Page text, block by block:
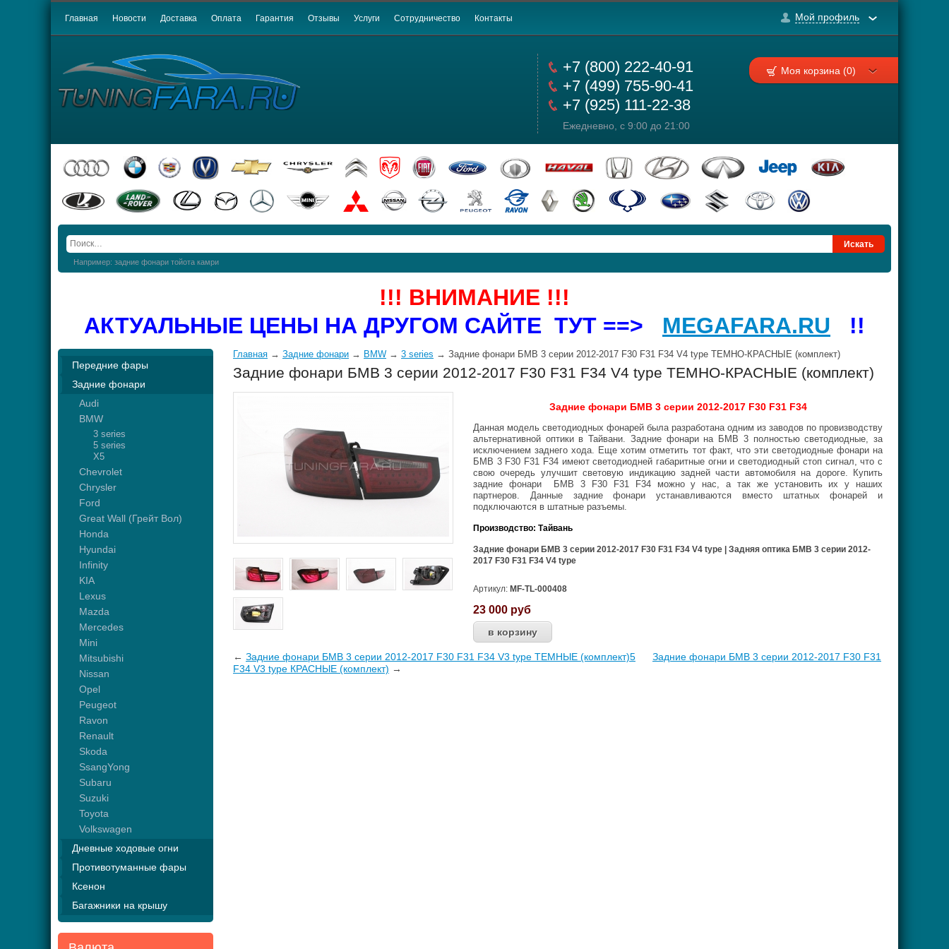
Главная Новости Доставка Оплата Гарантия Отзывы Услуги Сотрудничество Контакты Мой профиль
+7 (800) 222-40-91
+7 (499) 755-90-41
+7 (925) 111-22-38
Ежедневно, с 9:00 до 21:00
Моя корзина (0)
Например: задние фонари тойота камри
!!! ВНИМАНИЕ !!!
АКТУАЛЬНЫЕ ЦЕНЫ НА ДРУГОМ САЙТЕ ТУТ ==> MEGAFARA.RU !!
Передние фары
Задние фонари
Audi
BMW
3 series
5 series
X5
Chevrolet
Chrysler
Ford
Great Wall (Грейт Вол)
Honda
Hyundai
Infinity
KIA
Lexus
Mazda
Mercedes
Mini
Mitsubishi
Nissan
Opel
Peugeot
Ravon
Renault
Skoda
SsangYong
Subaru
Suzuki
Toyota
Volkswagen
Дневные ходовые огни
Противотуманные фары
Ксенон
Багажники на крышу
Главная → Задние фонари → BMW → 3 series → Задние фонари БМВ 3 серии 2012-2017 F30 F31 F34 V4 type ТЕМНО-КРАСНЫЕ (комплект)
Задние фонари БМВ 3 серии 2012-2017 F30 F31 F34 V4 type ТЕМНО-КРАСНЫЕ (комплект)
Задние фонари БМВ 3 серии 2012-2017 F30 F31 F34
Данная модель светодиодных фонарей была разработана одним из заводов по провизводству
альтернативной оптики в Тайвани. Задние фонари на БМВ 3 полностью светодиодные, за
исключением заднего хода. Еще хотим отметить тот факт, что эти светодиодные фонари на
БМВ 3 F30 F31 F34 имеют светодиодней габаритные огни и светодиодный стоп сигнал, что с
свою очередь улучшит световую индикацию задней части автомобиля на дороге. Купить
задние фонари БМВ 3 F30 F31 F34 можно у нас, а так же установить их у наших
партнеров. Данные задние фонари устанавливаются вместо штатных фонарей и
подключаются в штатные разъемы.
Производство: Тайвань
Задние фонари БМВ 3 серии 2012-2017 F30 F31 F34 V4 type | Задняя оптика БМВ 3 серии 2012-
2017 F30 F31 F34 V4 type
Артикул: MF-TL-000408
23 000 руб
← Задние фонари БМВ 3 серии 2012-2017 F30 F31 F34 V3 type ТЕМНЫЕ (комплект)5
Задние фонари БМВ 3 серии 2012-2017 F30 F31
F34 V3 type КРАСНЫЕ (комплект) →